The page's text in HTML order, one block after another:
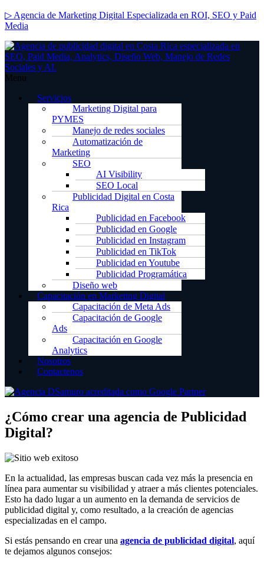
▷ Agencia de Marketing Digital Especializada en ROI, SEO y Paid
Media
Menu
Servicios
Marketing Digital para
PYMES
Manejo de redes sociales
Automatización de
Marketing
SEO
AI Visibility
SEO Local
Publicidad Digital en Costa
Rica
Publicidad en Facebook
Publicidad en Google
Publicidad en Instagram
Publicidad en TikTok
Publicidad en Youtube
Publicidad Programática
Diseño web
Capacitación en Marketing Digital
Capacitación de Meta Ads
Capacitación de Google
Ads
Capacitación en Google
Analytics
Nosotros
Contactenos
¿Cómo crear una agencia de Publicidad
Digital?
En la actualidad, las empresas buscan cada vez más la presencia en
línea para aumentar su visibilidad y atraer a más clientes potenciales.
Esto ha dado lugar a un aumento en la demanda de servicios de
publicidad digital y, como resultado, a la creación de agencias
especializadas en el campo.
Si estás pensando en crear una agencia de publicidad digital, aquí
te dejamos algunos consejos: